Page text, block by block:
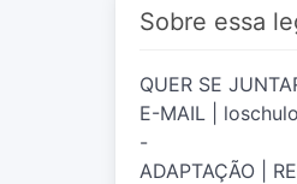
Sobre essa
QUER SE
E-MAIL |
-
ADAPTAÇÃO |